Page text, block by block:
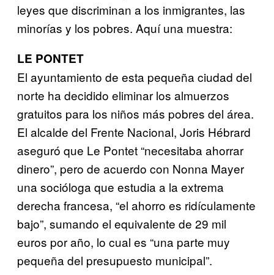
leyes que discriminan a los inmigrantes, las
minorías y los pobres. Aquí una muestra:
LE PONTET
El ayuntamiento de esta pequeña ciudad del
norte ha decidido eliminar los almuerzos
gratuitos para los niños más pobres del área.
El alcalde del Frente Nacional, Joris Hébrard
aseguró que Le Pontet “necesitaba ahorrar
dinero”, pero de acuerdo con Nonna Mayer
una socióloga que estudia a la extrema
derecha francesa, “el ahorro es ridículamente
bajo”, sumando el equivalente de 29 mil
euros por año, lo cual es “una parte muy
pequeña del presupuesto municipal”.